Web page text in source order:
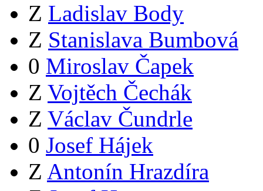
Z Ladislav Body
Z Stanislava Bumbová
0 Miroslav Čapek
Z Vojtěch Čechák
Z Václav Čundrle
0 Josef Hájek
Z Antonín Hrazdíra